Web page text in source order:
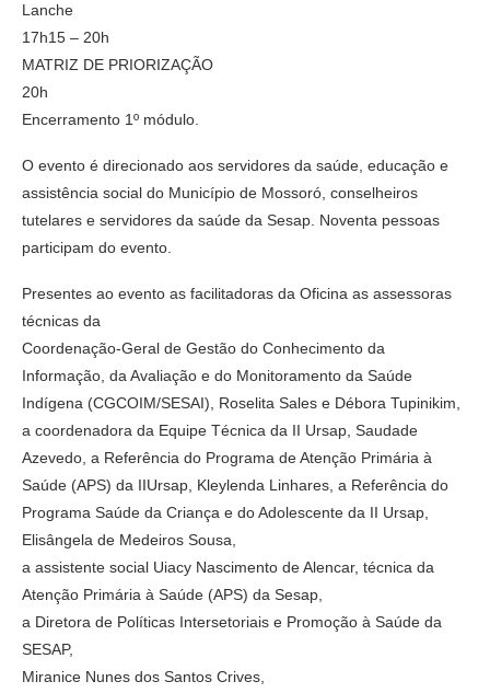
Lanche
17h15 – 20h
MATRIZ DE PRIORIZAÇÃO
20h
Encerramento 1º módulo.
O evento é direcionado aos servidores da saúde, educação e
assistência social do Município de Mossoró, conselheiros
tutelares e servidores da saúde da Sesap. Noventa pessoas
participam do evento.
Presentes ao evento as facilitadoras da Oficina as assessoras
técnicas da
Coordenação-Geral de Gestão do Conhecimento da
Informação, da Avaliação e do Monitoramento da Saúde
Indígena (CGCOIM/SESAI), Roselita Sales e Débora Tupinikim,
a coordenadora da Equipe Técnica da II Ursap, Saudade
Azevedo, a Referência do Programa de Atenção Primária à
Saúde (APS) da IIUrsap, Kleylenda Linhares, a Referência do
Programa Saúde da Criança e do Adolescente da II Ursap,
Elisângela de Medeiros Sousa,
a assistente social Uiacy Nascimento de Alencar, técnica da
Atenção Primária à Saúde (APS) da Sesap,
a Diretora de Políticas Intersetoriais e Promoção à Saúde da
SESAP,
Miranice Nunes dos Santos Crives,